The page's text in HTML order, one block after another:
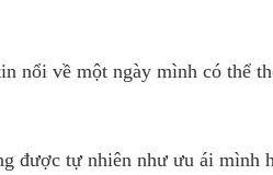
nổi về một ngày mình có thể
được tự nhiên như ưu ái mình